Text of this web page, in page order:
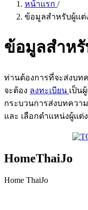
หน้าแรก /
ข้อมูลสำหรับผู้แต่
ข้อมูลสำห
ท่านต้องการที่จะส่งบท
จะต้อง ลงทะเบียน เป็น
กระบวนการส่งบทควา
และ เลือกตำแหน่งผู้แ
HomeThaiJo
Home ThaiJo